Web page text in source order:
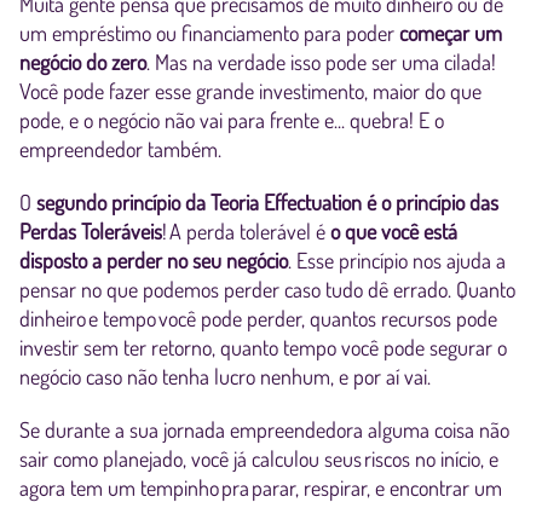
um empréstimo ou financiamento para podercomeçar um
negócio do zero. Mas na verdade isso pode ser uma cilada!
Você pode fazer esse grande investimento, maior do que
pode, e o negócio não vai para frente e... quebra! E o
empreendedor também.
O segundo princípio da Teoria Effectuation é o princípio das
Perdas Toleráveis! A perda tolerável éo que você está
disposto a perder no seu negócio. Esse princípio nos ajuda a
pensar no que podemos perder caso tudo dê errado. Quanto
dinheiro e tempo você pode perder, quantos recursos pode
investir sem ter retorno, quanto tempo você pode segurar o
negócio caso não tenha lucro nenhum, e por aí vai.
Se durante a sua jornada empreendedora alguma coisa não
sair como planejado, você já calculou seus riscos no início, e
agora tem um tempinho pra parar, respirar, e encontrar um